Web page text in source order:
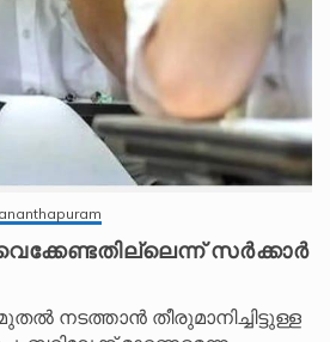
സർക്കാർ
നടത്താൻ തീരുമാനിച്ചിട്ടുള്ള